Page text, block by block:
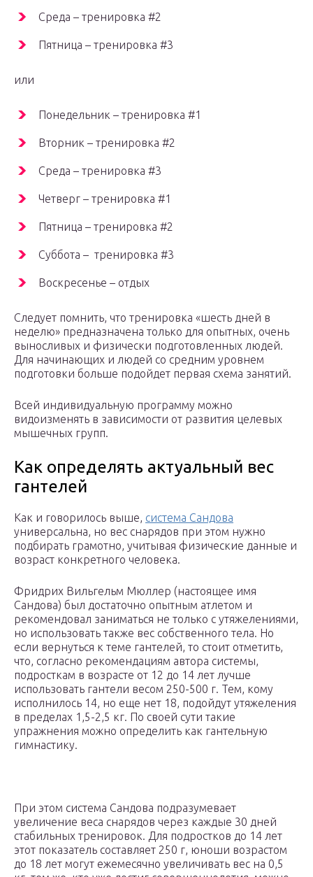
Среда – тренировка #2
Пятница – тренировка #3
или
Понедельник – тренировка #1
Вторник – тренировка #2
Среда – тренировка #3
Четверг – тренировка #1
Пятница – тренировка #2
Суббота – тренировка #3
Воскресенье – отдых
Следует помнить, что тренировка «шесть дней в
неделю» предназначена только для опытных, очень
выносливых и физически подготовленных людей.
Для начинающих и людей со средним уровнем
подготовки больше подойдет первая схема занятий.
Всей индивидуальную программу можно
видоизменять в зависимости от развития целевых
мышечных групп.
Как определять актуальный вес
гантелей
Как и говорилось выше, система Сандова
универсальна, но вес снарядов при этом нужно
подбирать грамотно, учитывая физические данные и
возраст конкретного человека.
Фридрих Вильгельм Мюллер (настоящее имя
Сандова) был достаточно опытным атлетом и
рекомендовал заниматься не только с утяжелениями,
но использовать также вес собственного тела. Но
если вернуться к теме гантелей, то стоит отметить,
что, согласно рекомендациям автора системы,
подросткам в возрасте от 12 до 14 лет лучше
использовать гантели весом 250-500 г. Тем, кому
исполнилось 14, но еще нет 18, подойдут утяжеления
в пределах 1,5-2,5 кг. По своей сути такие
упражнения можно определить как гантельную
гимнастику.
При этом система Сандова подразумевает
увеличение веса снарядов через каждые 30 дней
стабильных тренировок. Для подростков до 14 лет
этот показатель составляет 250 г, юноши возрастом
до 18 лет могут ежемесячно увеличивать вес на 0,5